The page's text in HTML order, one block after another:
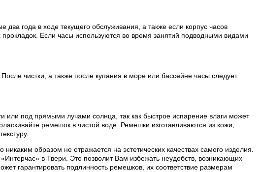
два года в ходе текущего обслуживания, а также если корпус часов
Если часы используются во время занятий подводными видами
чистки, а также после купания в море или бассейне часы следует
под прямыми лучами солнца, так как быстрое испарение влаги может
ремешок в чистой воде. Ремешки изготавливаются из кожи,
образом не отражается на эстетических качествах самого изделия.
в Твери. Это позволит Вам избежать неудобств, возникающих
гарантировать подлинность ремешков, их соответствие размерам